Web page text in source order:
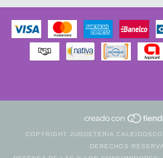
COPYRIGHT JUGUETERIA
DERECHOS